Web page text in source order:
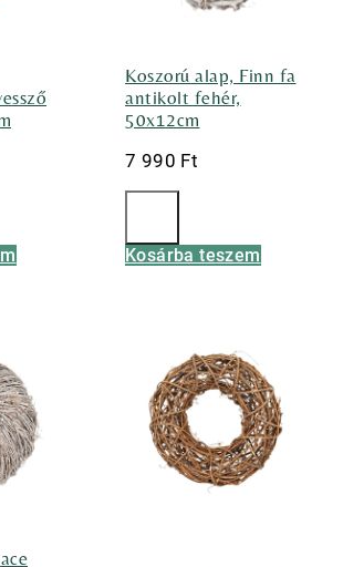
Koszorú alap, Finn fa
antikolt fehér,
50x12cm
7 990 Ft
Kosárba teszem